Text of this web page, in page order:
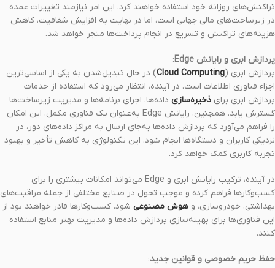
تراکنش‌های روزانه خود استفاده خواهند کرد. این امر نیازمند تغییرات عمده
در زیرساخت‌های مالی جهانی است، اما در نهایت به افزایش شفافیت، کاهش
هزینه‌های تراکنش و تسریع در انجام پرداخت‌ها منجر خواهد شد.
پردازش ابری و رایانش Edge
:
پردازش ابری (Cloud Computing) در حال تبدیل‌شدن به یکی از اساسی‌ترین
اجزاء فناوری اطلاعات است. در آینده، انتظار می‌رود که استفاده از خدمات
پردازش ابری برای ذخیره‌سازی داده‌ها، اجرای برنامه‌ها و مدیریت زیرساخت‌ها
گسترش یابد. همچنین، رایانش Edge به‌عنوان یک فناوری مکمل، این امکان
را فراهم می‌آورد که پردازش داده‌ها به‌جای ارسال به مراکز داده‌های دور، در
نزدیکی کاربران و دستگاه‌ها انجام شود. این تکنولوژی به کاهش تأخیر و بهبود
تجربه کاربری کمک خواهد کرد.
در آینده، ترکیب رایانش ابری و Edge می‌تواند امکانات بیشتری را برای
کسب‌وکارها فراهم کرده و موجب تحول در صنایع مختلفی از جمله مراقبت‌های
بهداشتی، خودروسازی، و هوش مصنوعی شود. کسب‌وکارها قادر خواهند بود از
این فناوری‌ها برای بهینه‌سازی پردازش داده‌ها و مدیریت بهتر منابع استفاده
کنند.
حفظ حریم خصوصی و قوانین جدید: